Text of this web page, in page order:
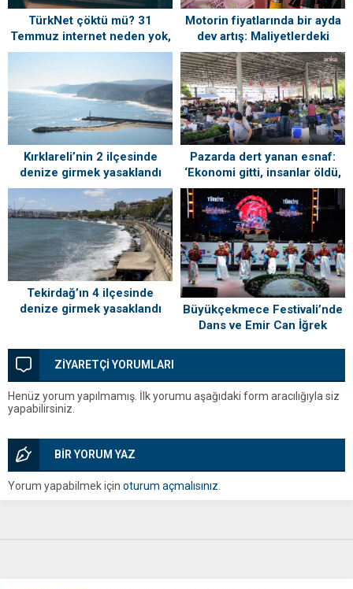
TürkNet çöktü mü? 31
Temmuz internet neden yok,
ne zaman gelecek?
Motorin fiyatlarında bir ayda
dev artış: Maliyetlerdeki
yükseliş sofrayı da vuracak
Kırklareli’nin 2 ilçesinde
denize girmek yasaklandı
Pazarda dert yanan esnaf:
‘Ekonomi gitti, insanlar öldü,
kefenleyip gömecek adam
lazım’
Tekirdağ’ın 4 ilçesinde
denize girmek yasaklandı
Büyükçekmece Festivali’nde
Dans ve Emir Can İğrek
ZİYARETÇİ YORUMLARI
Henüz yorum yapılmamış. İlk yorumu aşağıdaki form aracılığıyla siz
yapabilirsiniz.
BİR YORUM YAZ
Yorum yapabilmek için oturum açmalısınız.